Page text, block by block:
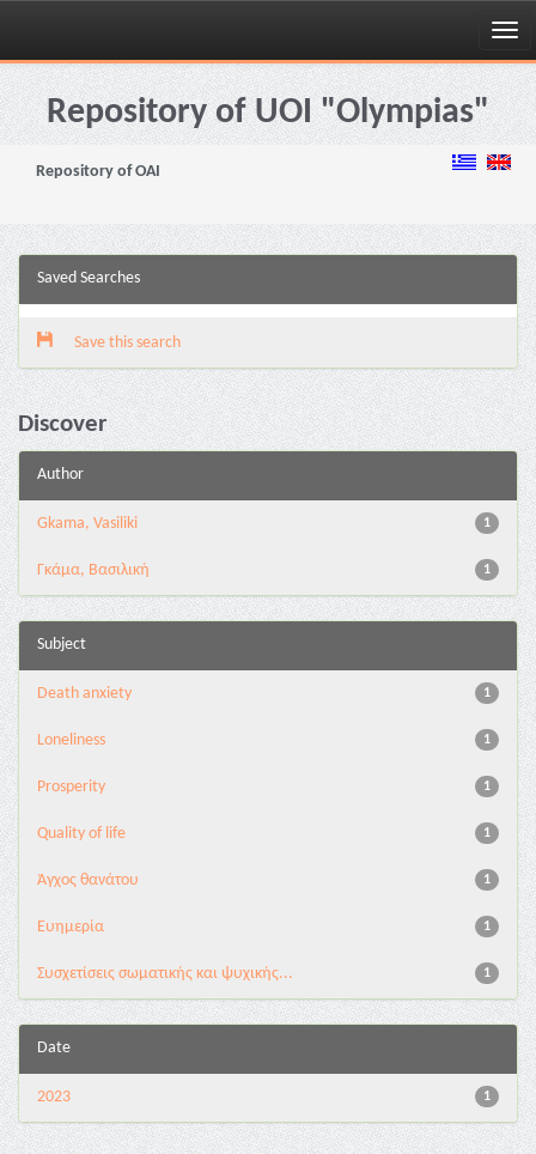
Skip
navigationRepository of UOI "Olympias"
Repository of OAI
Saved Searches
Save this search
Discover
Author
1
Gkama, Vasiliki
1
Γκάμα, Βασιλική
Subject
1
Death anxiety
1
Loneliness
1
Prosperity
1
Quality of life
1
Άγχος θανάτου
1
Ευημερία
1
Συσχετίσεις σωματικής και ψυχικής...
Date
1
2023